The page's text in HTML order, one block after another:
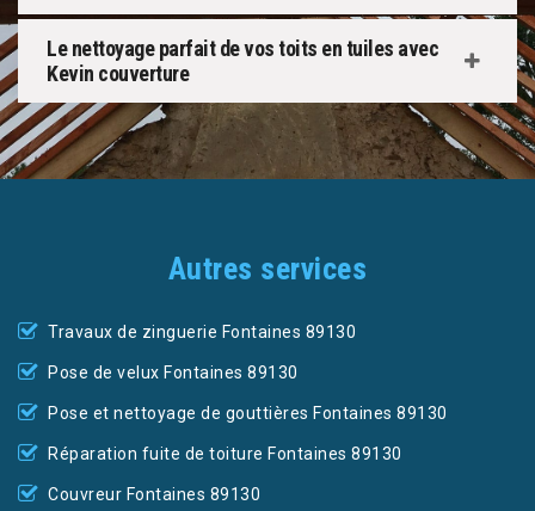
Le nettoyage parfait de vos toits en tuiles avec
Kevin couverture
Autres services
Travaux de zinguerie Fontaines 89130
Pose de velux Fontaines 89130
Pose et nettoyage de gouttières Fontaines 89130
Réparation fuite de toiture Fontaines 89130
Couvreur Fontaines 89130